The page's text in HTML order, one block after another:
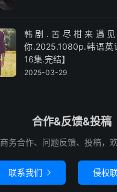
韩剧.苦尽柑来遇
你.2025.1080p.韩语
16集.完结】
2025-03-29
合作&反馈&投稿
商务合作、问题反馈、投稿，
联系我们  侵权